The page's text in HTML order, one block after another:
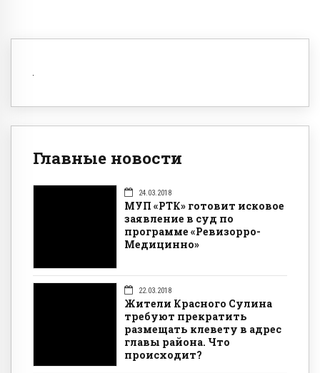
Главные новости
24.03.2018
МУП «РТК» готовит исковое
заявление в суд по
программе «Ревизорро-
Медицинно»
22.03.2018
Жители Красного Сулина
требуют прекратить
размещать клевету в адрес
главы района. Что
происходит?